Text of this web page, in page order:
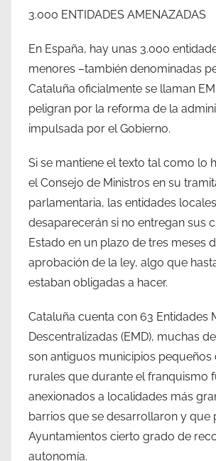
3.000 ENTIDADES AMENAZADAS
En España, hay unas 3.000
menores –también denominadas
Cataluña oficialmente se llaman
peligran por la reforma de la
impulsada por el Gobierno.
Si se mantiene el texto tal como lo
el Consejo de Ministros en su
parlamentaria, las entidades
desaparecerán si no entregan sus
Estado en un plazo de tres meses
aprobación de la ley, algo que
estaban obligadas a hacer.
Cataluña cuenta con 63 Entidades
Descentralizadas (EMD), muchas
son antiguos municipios pequeños
rurales que durante el franquismo
anexionados a localidades más
barrios que se desarrollaron y que
Ayuntamientos cierto grado de
autonomía.